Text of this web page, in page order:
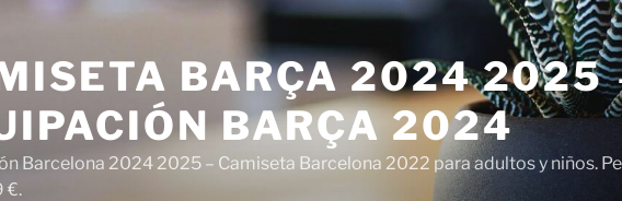
BARÇA 2024
BARÇA 2024
Barcelona 2024 2025 – Camiseta Barcelona 2022 para adultos y niños.
€.